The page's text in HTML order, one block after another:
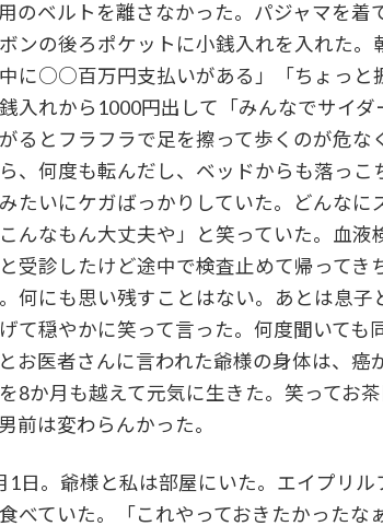
のベルトを離さなかった。パジャマを
ンの後ろポケットに小銭入れを入れた
中に○○百万円支払いがある」「ちょっと
入れから1000円出して「みんなでサイ
るとフラフラで足を擦って歩くのが危
、何度も転んだし、ベッドからも落っ
たいにケガばっかりしていた。どんな
んなもん大丈夫や」と笑っていた。血
受診したけど途中で検査止めて帰って
何にも思い残すことはない。あとは息
て穏やかに笑って言った。何度聞いて
お医者さんに言われた爺様の身体は、
8か月も越えて元気に生きた。笑ってお
前は変わらんかった。
1日。爺様と私は部屋にいた。エイプリ
べていた。「これやっておきたかった